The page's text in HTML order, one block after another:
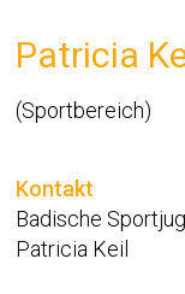
Patricia
(Sportbereich)
Kontakt
Badische
Patricia Keil